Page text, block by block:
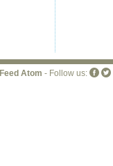
Feed Atom - Follow us: